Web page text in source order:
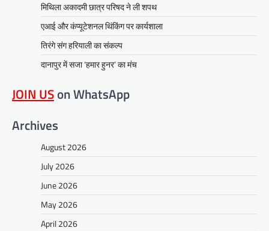
मिथिला अकादमी छात्र परिषद ने ली शपथ
एआई और कंप्यूटेशनल थिंकिंग पर कार्यशाला
तिरंगे संग हरियाली का संकल्प
दानापुर में सजा ‘हमार हुनर’ का मंच
JOIN USon WhatsApp
Archives
August 2026
July 2026
June 2026
May 2026
April 2026